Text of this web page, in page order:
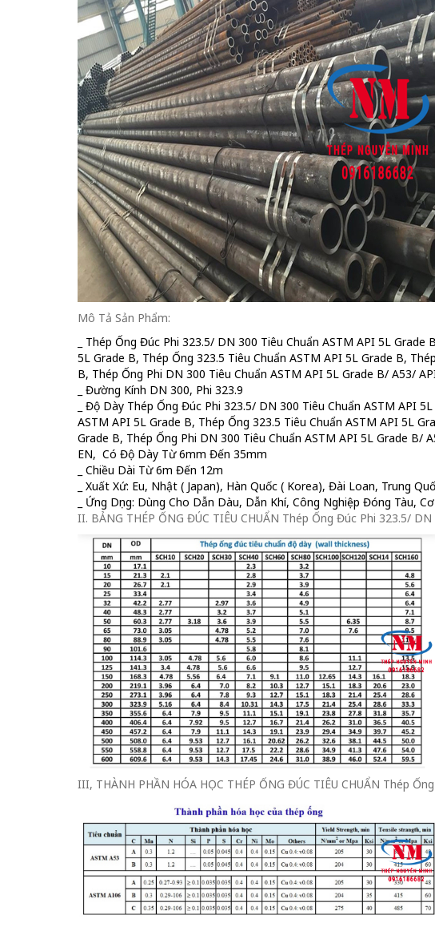
Mô Tả Sản Phẩm:
_ Thép Ống Đúc Phi 323.5/ DN 300 Tiêu Chuẩn ASTM API 5L
5L Grade B, Thép Ống 323.5 Tiêu Chuẩn ASTM API 5L Grade B,
B, Thép Ống Phi DN 300 Tiêu Chuẩn ASTM API 5L Grade B/ A53/
_ Đường Kính DN 300, Phi 323.9
_ Độ Dày Thép Ống Đúc Phi 323.5/ DN 300 Tiêu Chuẩn ASTM API
ASTM API 5L Grade B, Thép Ống 323.5 Tiêu Chuẩn ASTM API 5L
Grade B, Thép Ống Phi DN 300 Tiêu Chuẩn ASTM API 5L Grade B/
EN, Có Độ Dày Từ 6mm Đến 35mm
_ Chiều Dài Từ 6m Đến 12m
_ Xuất Xứ: Eu, Nhật ( Japan), Hàn Quốc ( Korea), Đài Loan, Trung
_ Ứng Dụng: Dùng Cho Dẫn Dàu, Dẫn Khí, Công Nghiệp Đóng Tàu,
II. BẢNG THÉP ỐNG ĐÚC TIÊU CHUẨN Thép Ống Đúc Phi 323.5/
III, THÀNH PHẦN HÓA HỌC THÉP ỐNG ĐÚC TIÊU CHUẨN Thép